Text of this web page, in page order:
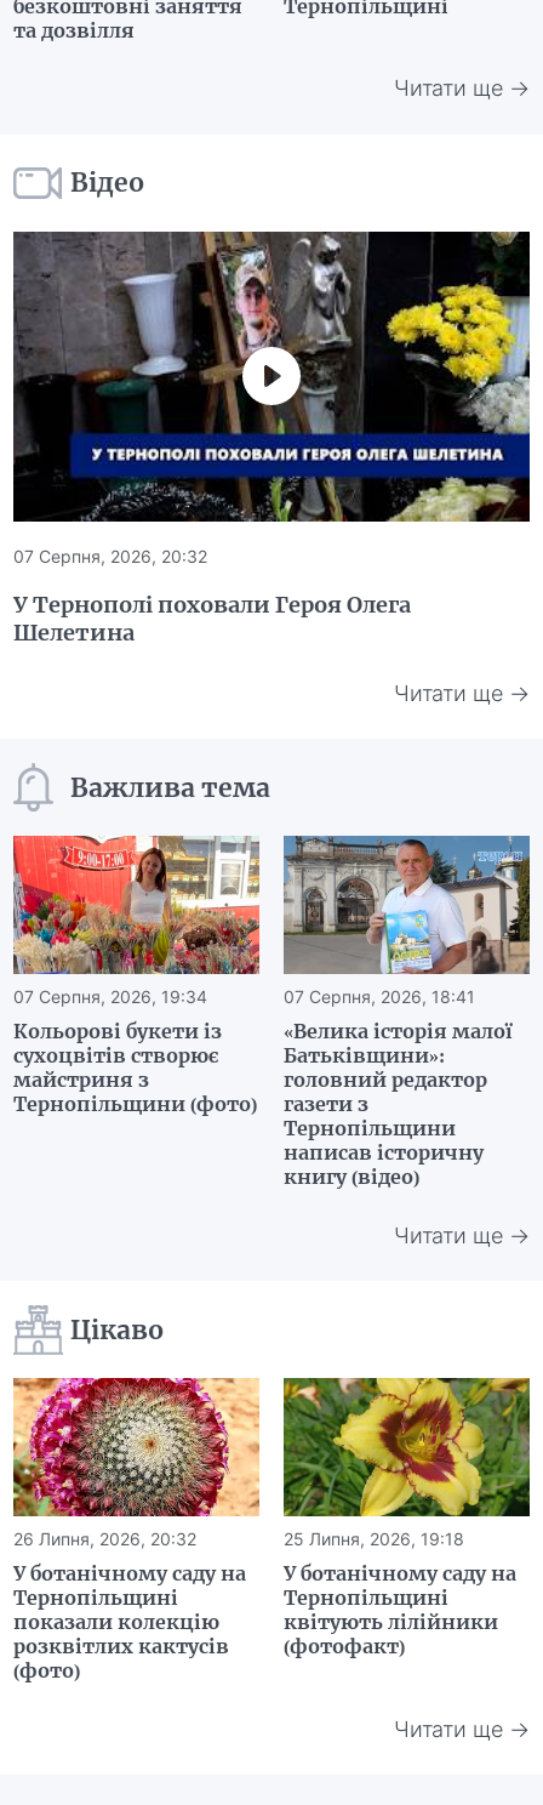
безкоштовні заняття
та дозвілля
Тернопільщині
Читати ще →
Відео
07 Серпня, 2026, 20:32
У Тернополі поховали Героя Олега
Шелетина
Читати ще →
Важлива тема
07 Серпня, 2026, 19:34
Кольорові букети із
сухоцвітів створює
майстриня з
Тернопільщини (фото)
07 Серпня, 2026, 18:41
«Велика історія малої
Батьківщини»:
головний редактор
газети з
Тернопільщини
написав історичну
книгу (відео)
Читати ще →
Цікаво
26 Липня, 2026, 20:32
У ботанічному саду на
Тернопільщині
показали колекцію
розквітлих кактусів
(фото)
25 Липня, 2026, 19:18
У ботанічному саду на
Тернопільщині
квітують лілійники
(фотофакт)
Читати ще →